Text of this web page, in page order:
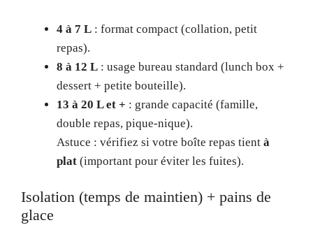
4 à 7 L : format compact (collation, petit
repas).
8 à 12 L : usage bureau standard (lunch box +
dessert + petite bouteille).
13 à 20 L et + : grande capacité (famille,
double repas, pique-nique).
Astuce : vérifiez si votre boîte repas tient à
plat (important pour éviter les fuites).
Isolation (temps de maintien) + pains de
glace